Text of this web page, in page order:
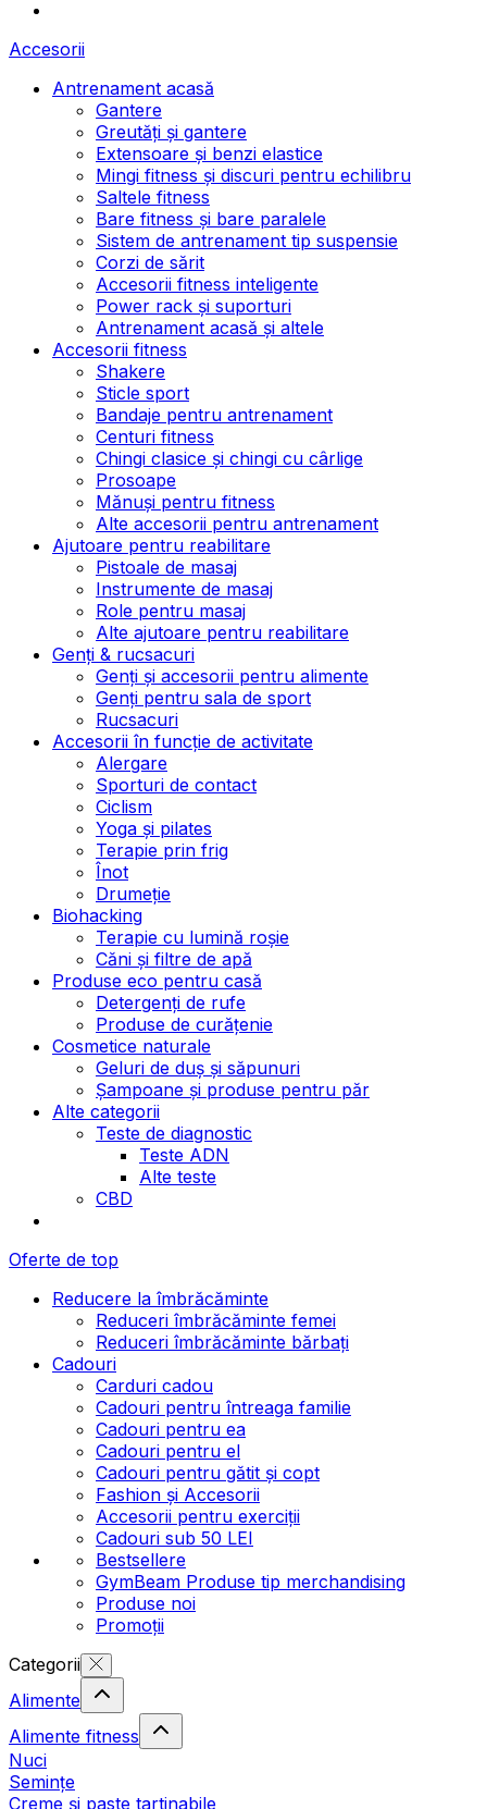
Accesorii
Antrenament acasă
Gantere
Greutăți și gantere
Extensoare și benzi elastice
Mingi fitness și discuri pentru echilibru
Saltele fitness
Bare fitness și bare paralele
Sistem de antrenament tip suspensie
Corzi de sărit
Accesorii fitness inteligente
Power rack și suporturi
Antrenament acasă și altele
Accesorii fitness
Shakere
Sticle sport
Bandaje pentru antrenament
Centuri fitness
Chingi clasice și chingi cu cârlige
Prosoape
Mănuși pentru fitness
Alte accesorii pentru antrenament
Ajutoare pentru reabilitare
Pistoale de masaj
Instrumente de masaj
Role pentru masaj
Alte ajutoare pentru reabilitare
Genți & rucsacuri
Genți și accesorii pentru alimente
Genți pentru sala de sport
Rucsacuri
Accesorii în funcție de activitate
Alergare
Sporturi de contact
Ciclism
Yoga și pilates
Terapie prin frig
Înot
Drumeție
Biohacking
Terapie cu lumină roșie
Căni și filtre de apă
Produse eco pentru casă
Detergenți de rufe
Produse de curățenie
Cosmetice naturale
Geluri de duș și săpunuri
Șampoane și produse pentru păr
Alte categorii
Teste de diagnostic
Teste ADN
Alte teste
CBD
Oferte de top
Reducere la îmbrăcăminte
Reduceri îmbrăcăminte femei
Reduceri îmbrăcăminte bărbați
Cadouri
Carduri cadou
Cadouri pentru întreaga familie
Cadouri pentru ea
Cadouri pentru el
Cadouri pentru gătit și copt
Fashion și Accesorii
Accesorii pentru exerciții
Cadouri sub 50 LEI
Bestsellere
GymBeam Produse tip merchandising
Produse noi
Promoții
Categorii
Alimente
Alimente fitness
Nuci
Semințe
Creme și paste tartinabile